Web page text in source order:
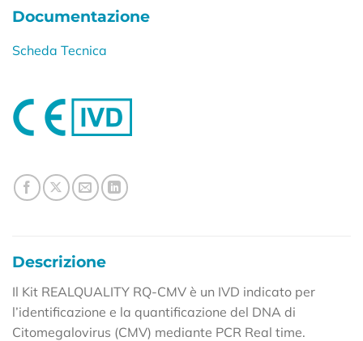
Documentazione
Scheda Tecnica
Descrizione
Il Kit REALQUALITY RQ-CMV è un IVD indicato per
l’identificazione e la quantificazione del DNA di
Citomegalovirus (CMV) mediante PCR Real time.